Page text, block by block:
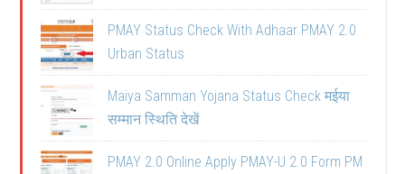
PMAY Status Check With Adhaar PMAY 2.0
Urban Status
Maiya Samman Yojana Status Check मईया
सम्मान स्थिति देखें
PMAY 2.0 Online Apply PMAY-U 2.0 Form PM